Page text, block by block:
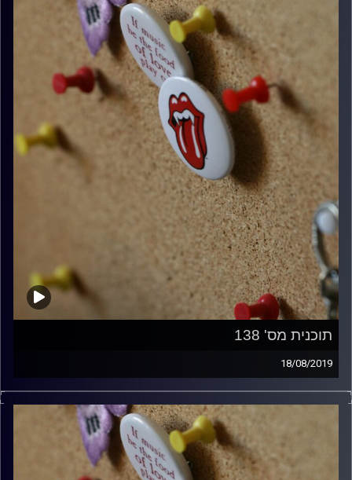
תוכנית מס' 138
18/08/2019
קלאסיקות רוק עם אורן הוף.
włodi